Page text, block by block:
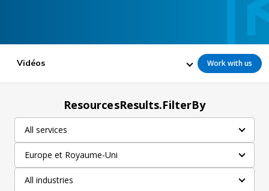
Vidéos Work with us
ResourcesResults.FilterBy
All services
Europe et Royaume-Uni
All industries